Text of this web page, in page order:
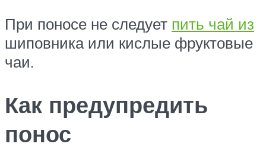
При поносе не следует пить чай из
шиповника или кислые фруктовые
чаи.
Как предупредить
понос